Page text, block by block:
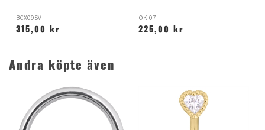
BCX09SV
315,00 kr
OKI07
225,00 kr
Andra köpte även